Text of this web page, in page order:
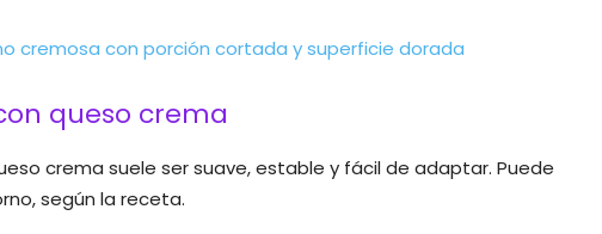
queso crema
crema suele ser suave, estable y fácil de adaptar. Puede
según la receta.